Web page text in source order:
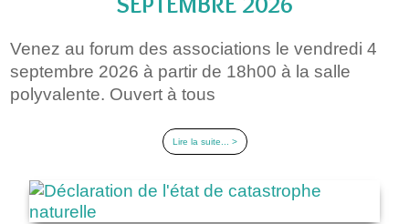
Venez au forum des associations le vendredi 4
septembre 2026 à partir de 18h00 à la salle
polyvalente. Ouvert à tous
Lire la suite... >